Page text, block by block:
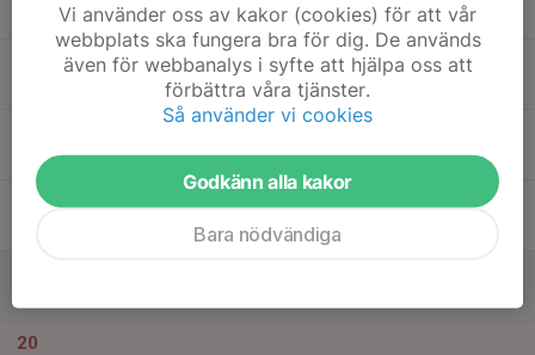
20
Vi använder oss av kakor (cookies) för att vår
webbplats ska fungera bra för dig. De används
även för webbanalys i syfte att hjälpa oss att
förbättra våra tjänster.
Så använder vi cookies
Godkänn alla kakor
Bara nödvändiga